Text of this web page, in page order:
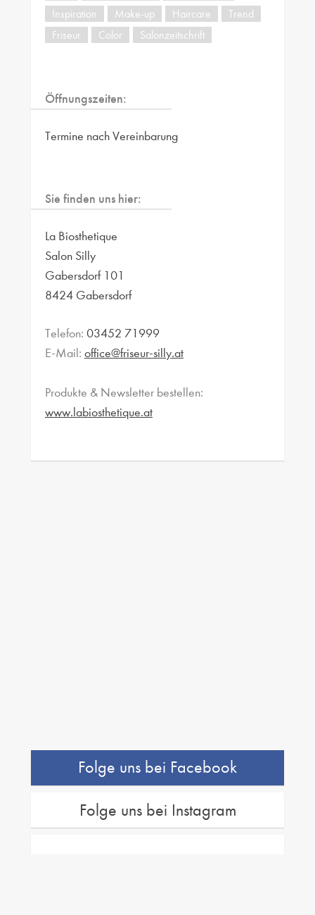
Inspiration
Make-up Haircare
Trend
Friseur
Color Salonzeitschrift
Öffnungszeiten:
Termine nach Vereinbarung
Sie finden uns hier:
La Biosthetique
Salon Silly
Gabersdorf 101
8424 Gabersdorf
Telefon: 03452 71999
E-Mail: office@friseur-silly.at
Produkte & Newsletter bestellen:
www.labiosthetique.at
Folge uns bei Facebook
Folge uns bei Instagram